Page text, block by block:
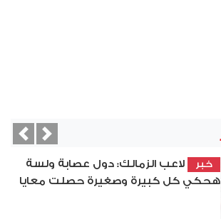
خبر
لاعب الزمالك: دول عصابة ولسة
هحكي كل كبيرة وصغيرة حصلت معايا
Next